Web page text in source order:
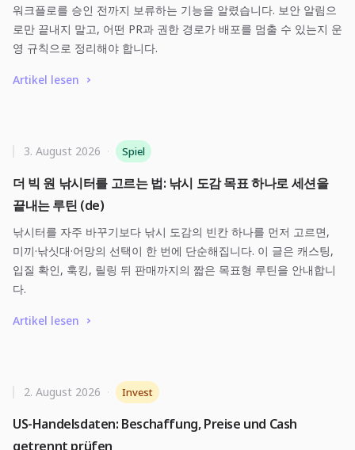
워크플로를 승인 전까지 보류하는 기능을 알렸습니다. 보안 알림으
로만 끝내지 말고, 어떤 PR과 권한 경로가 배포를 멈출 수 있는지 운
영 규칙으로 정리해야 합니다.
Artikel lesen
더 빅 원 낚시터를 고르는 법: 낚시 도감 목표 하나로 세션을
끝내는 루틴 (de)
3. August 2026 · Spiel
낚시터를 자주 바꾸기보다 낚시 도감의 빈칸 하나를 먼저 고르면,
미끼·낚싯대·어망의 선택이 한 번에 단순해집니다. 이 글은 캐스팅,
입질 확인, 훅킹, 릴링 뒤 판매까지의 짧은 목표형 루틴을 안내합니
다.
Artikel lesen
US-Handelsdaten: Beschaffung, Preise und Cash
getrennt prüfen
2. August 2026 · Invest